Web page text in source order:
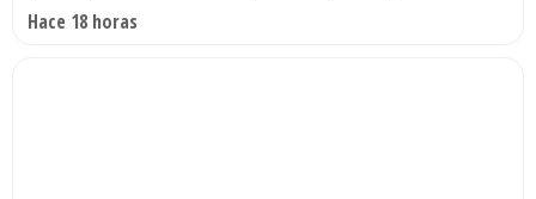
Hace 18 horas